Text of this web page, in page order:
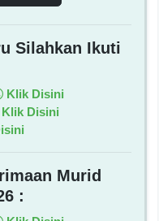
Silahkan Ikuti
Klik Disini
Klik Disini
Murid
: